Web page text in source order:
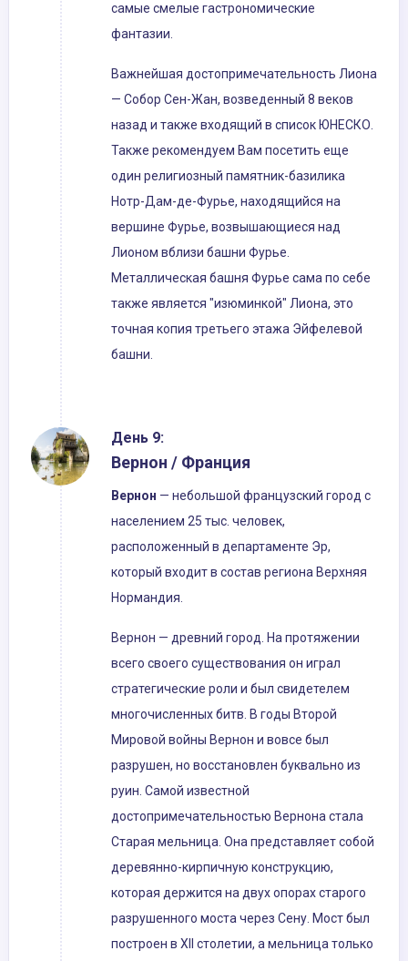
самые смелые гастрономические
фантазии.
Важнейшая достопримечательность Лиона
— Собор Сен-Жан, возведенный 8 веков
назад и также входящий в список ЮНЕСКО.
Также рекомендуем Вам посетить еще
один религиозный памятник-базилика
Нотр-Дам-де-Фурье, находящийся на
вершине Фурье, возвышающиеся над
Лионом вблизи башни Фурье.
Металлическая башня Фурье сама по себе
также является "изюминкой" Лиона, это
точная копия третьего этажа Эйфелевой
башни.
День 9:
Вернон / Франция
Вернон — небольшой французский город с
населением 25 тыс. человек,
расположенный в департаменте Эр,
который входит в состав региона Верхняя
Нормандия.
Вернон — древний город. На протяжении
всего своего существования он играл
стратегические роли и был свидетелем
многочисленных битв. В годы Второй
Мировой войны Вернон и вовсе был
разрушен, но восстановлен буквально из
руин. Самой известной
достопримечательностью Вернона стала
Старая мельница. Она представляет собой
деревянно-кирпичную конструкцию,
которая держится на двух опорах старого
разрушенного моста через Сену. Мост был
построен в XII столетии, а мельница только